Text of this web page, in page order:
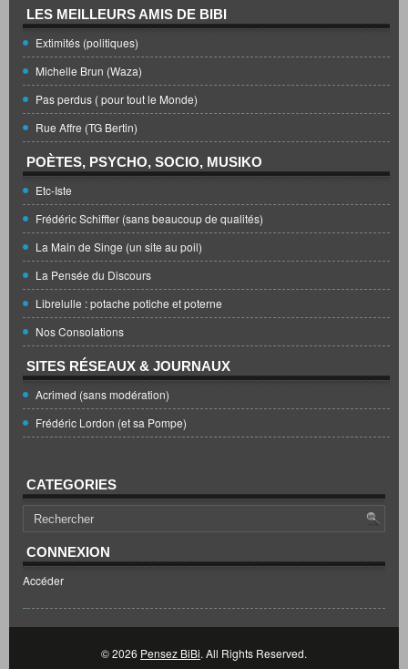
LES MEILLEURS AMIS DE BIBI
Extimités (politiques)
Michelle Brun (Waza)
Pas perdus ( pour tout le Monde)
Rue Affre (TG Bertin)
POÈTES, PSYCHO, SOCIO, MUSIKO
Etc-Iste
Frédéric Schiffter (sans beaucoup de qualités)
La Main de Singe (un site au poil)
La Pensée du Discours
Librelulle : potache potiche et poterne
Nos Consolations
SITES RÉSEAUX & JOURNAUX
Acrimed (sans modération)
Frédéric Lordon (et sa Pompe)
CATEGORIES
CONNEXION
Accéder
© 2026 Pensez BiBi. All Rights Reserved.